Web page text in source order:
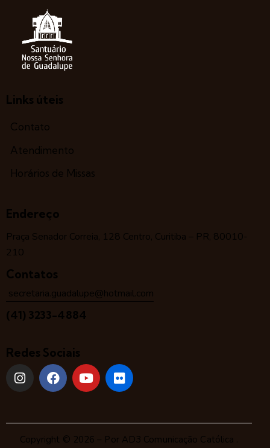
Links úteis
Contato
Atendimento
Horários de Missas
Endereço
Praça Senador Correia, 128 Centro, Curitiba – PR, 80010-
210
Contatos
secretaria.guadalupe@hotmail.com
(41) 3233-4884
Redes Sociais
Copyright © 2026 – Por AD3 Comunicação Católica .